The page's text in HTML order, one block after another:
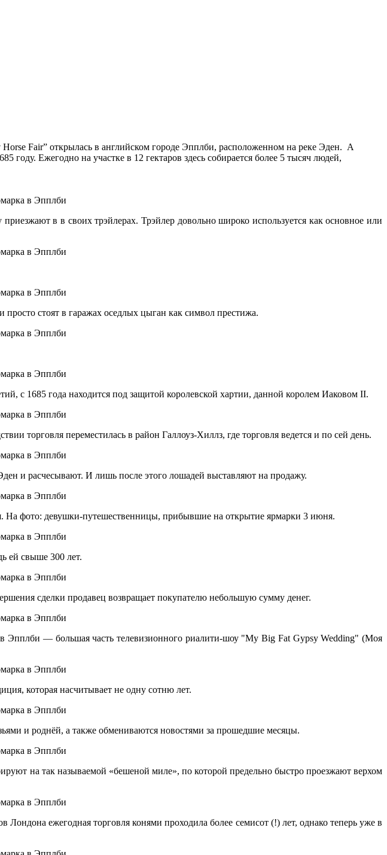
Fair” открылась в английском городе Эпплби, расположенном на реке Эден. А
Ежегодно на участке в 12 гектаров здесь собирается более 5 тысяч людей,
в в своих трэйлерах. Трэйлер довольно широко используется как основное или
стоят в гаражах оседлых цыган как символ престижа.
с 1685 года находится под защитой королевской хартии, данной королем Иаковом II.
торговля переместилась в район Галлоуз-Хиллз, где торговля ведется и по сей день.
и расчесывают. И лишь после этого лошадей выставляют на продажу.
На фото: девушки-путешественницы, прибывшие на открытие ярмарки 3 июня.
ей свыше 300 лет.
сделки продавец возвращает покупателю небольшую сумму денег.
Эпплби — большая часть телевизионного риалити-шоу "My Big Fat Gypsy Wedding" (Моя
которая насчитывает не одну сотню лет.
и роднёй, а также обмениваются новостями за прошедшие месяцы.
на так называемой «бешеной миле», по которой предельно быстро проезжают верхом
ежегодная торговля конями проходила более семисот (!) лет, однако теперь уже в